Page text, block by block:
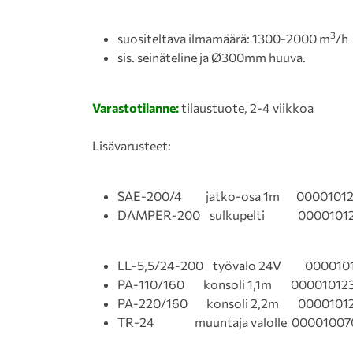
suositeltava ilmamäärä: 1300-2000 m3/h
sis. seinäteline ja Ø300mm huuva.
Varastotilanne:tilaustuote, 2-4 viikkoa
Lisävarusteet:
SAE-200/4 jatko-osa 1m
DAMPER-200 sulkupelti
LL-5,5/24-200 työvalo 24V
PA-110/160 konsoli 1,1m
PA-220/160 konsoli 2,2m
TR-24 muuntaja valolle